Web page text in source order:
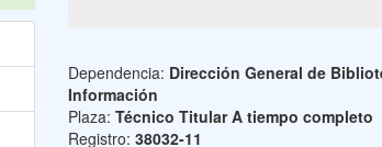
Dependencia: Dirección General de
Información
Plaza: Técnico Titular A tiempo completo
Registro: 38032-11